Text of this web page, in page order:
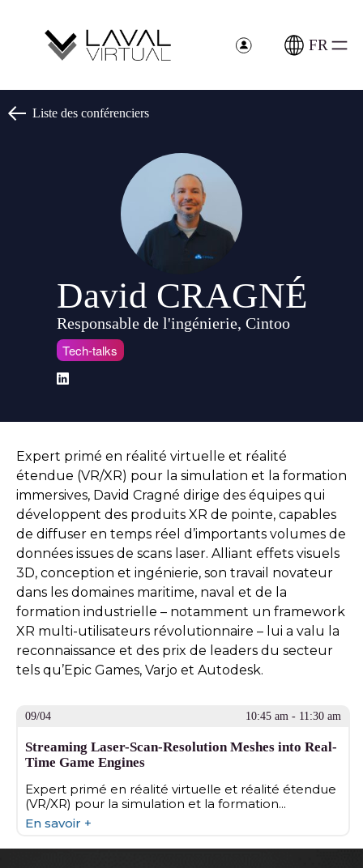
FR
Liste des conférenciers
David CRAGNÉ
Responsable de l'ingénierie, Cintoo
Tech-talks
Expert primé en réalité virtuelle et réalité
étendue (VR/XR) pour la simulation et la formation
immersives, David Cragné dirige des équipes qui
développent des produits XR de pointe, capables
de diffuser en temps réel d’importants volumes de
données issues de scans laser. Alliant effets visuels
3D, conception et ingénierie, son travail novateur
dans les domaines maritime, naval et de la
formation industrielle – notamment un framework
XR multi-utilisateurs révolutionnaire – lui a valu la
reconnaissance et des prix de leaders du secteur
tels qu’Epic Games, Varjo et Autodesk.
09/04 10:45 am - 11:30 am
Streaming Laser-Scan-Resolution Meshes into Real-
Time Game Engines
Expert primé en réalité virtuelle et réalité étendue
(VR/XR) pour la simulation et la formation...
En savoir +